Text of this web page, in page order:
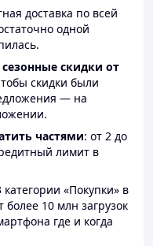
доставка по всей
одной
скидки от
скидки были
— на
частями: от 2 до
лимит в
«Покупки» в
10 млн загрузок
где и когда